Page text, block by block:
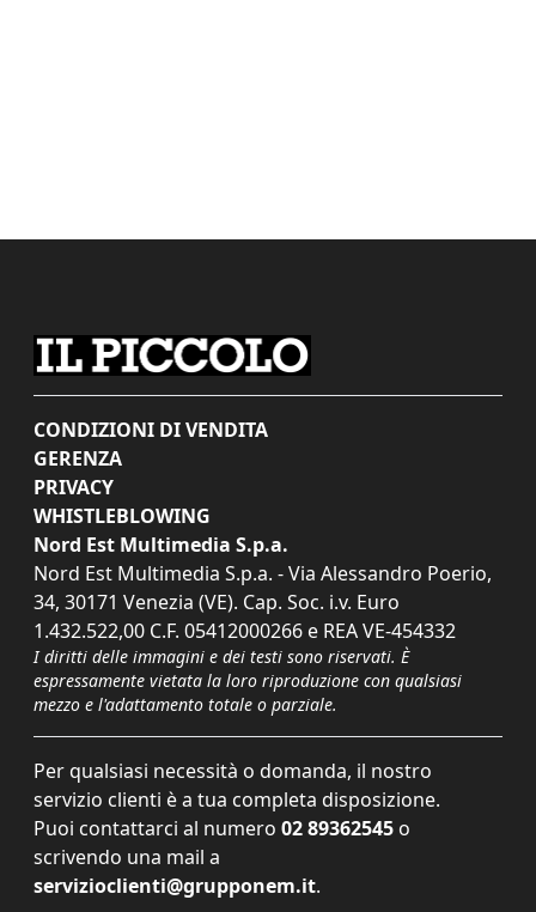
CONDIZIONI DI VENDITA
GERENZA
PRIVACY
WHISTLEBLOWING
Nord Est Multimedia S.p.a.
Nord Est Multimedia S.p.a. - Via Alessandro Poerio,
34, 30171 Venezia (VE). Cap. Soc. i.v. Euro
1.432.522,00 C.F. 05412000266 e REA VE-454332
I diritti delle immagini e dei testi sono riservati. È
espressamente vietata la loro riproduzione con qualsiasi
mezzo e l'adattamento totale o parziale.
Per qualsiasi necessità o domanda, il nostro
servizio clienti è a tua completa disposizione.
Puoi contattarci al numero 02 89362545 o
scrivendo una mail a
servizioclienti@grupponem.it.